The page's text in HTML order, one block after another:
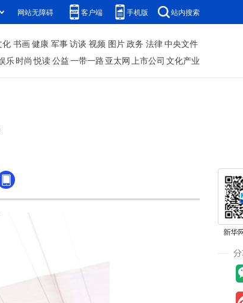
网站无障碍 客户端 手机版 站内搜索
化 书画健康 军事访谈 视频 图片政务 法律中央文件
乐时尚 悦读公益一带一路 亚太网上市公司 文化产业